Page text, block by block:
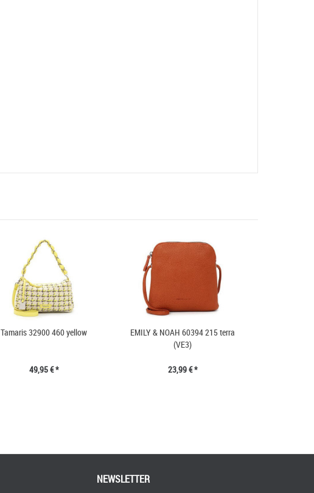
Tamaris 32900 460 yellow
49,95 € *
EMILY & NOAH 60394 215 terra
(VE3)
23,99 € *
NEWSLETTER